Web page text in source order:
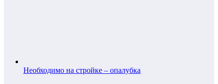
Необходимо на стройке – опалубка